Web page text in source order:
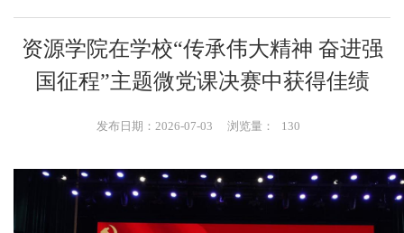
资源学院在学校“传承伟大精神 奋进强
国征程”主题微党课决赛中获得佳绩
发布日期：2026-07-03 浏览量： 130